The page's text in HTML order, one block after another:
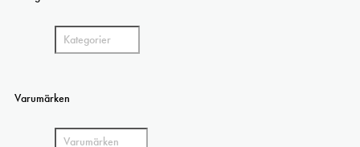
Varumärken